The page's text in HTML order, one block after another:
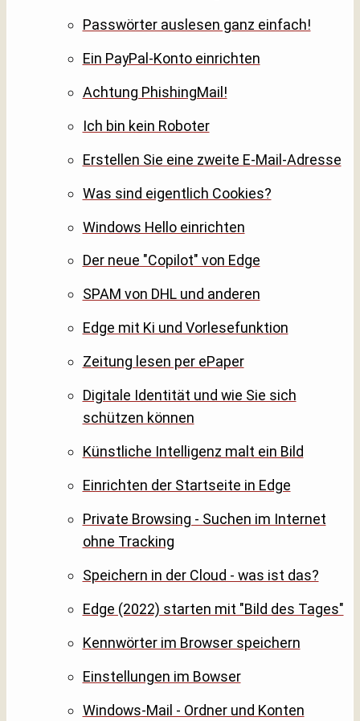
Passwörter auslesen ganz einfach!
Ein PayPal-Konto einrichten
Achtung PhishingMail!
Ich bin kein Roboter
Erstellen Sie eine zweite E-Mail-Adresse
Was sind eigentlich Cookies?
Windows Hello einrichten
Der neue "Copilot" von Edge
SPAM von DHL und anderen
Edge mit Ki und Vorlesefunktion
Zeitung lesen per ePaper
Digitale Identität und wie Sie sich
schützen können
Künstliche Intelligenz malt ein Bild
Einrichten der Startseite in Edge
Private Browsing - Suchen im Internet
ohne Tracking
Speichern in der Cloud - was ist das?
Edge (2022) starten mit "Bild des Tages"
Kennwörter im Browser speichern
Einstellungen im Bowser
Windows-Mail - Ordner und Konten